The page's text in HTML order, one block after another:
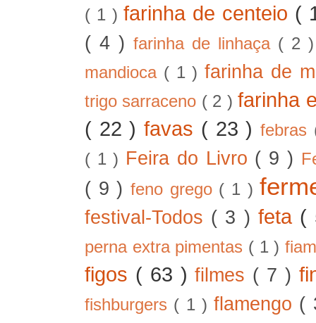
( 1 )farinha de centeio (
( 4 ) farinha de linhaça ( 2
mandioca ( 1 )farinha de
trigo sarraceno ( 2 )farinha
( 22 )favas ( 23 ) febras
( 1 ) Feira do Livro ( 9 )
( 9 ) feno grego ( 1 )
festival-Todos ( 3 ) feta (
perna extra pimentas ( 1 )
figos ( 63 )filmes ( 7 )
fishburgers ( 1 )flamengo (